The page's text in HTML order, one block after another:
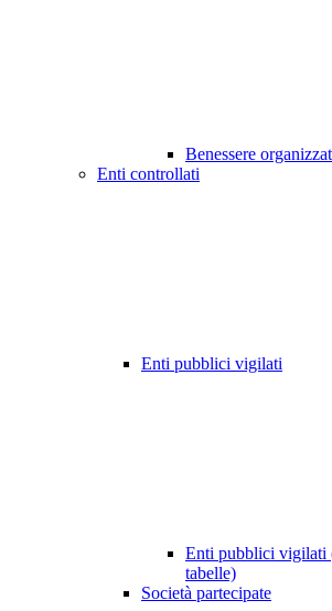
Benessere
Enti controllati
Enti pubblici vigilati
Enti pubblici vigilati
tabelle)
Società partecipate